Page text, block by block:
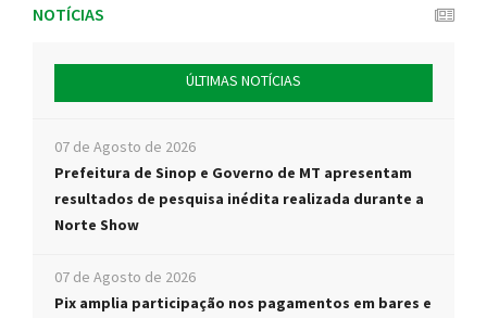
NOTÍCIAS
ÚLTIMAS NOTÍCIAS
07 de Agosto de 2026
Prefeitura de Sinop e Governo de MT apresentam
resultados de pesquisa inédita realizada durante a
Norte Show
07 de Agosto de 2026
Pix amplia participação nos pagamentos em bares e